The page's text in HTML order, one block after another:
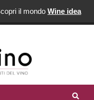
il mondo Wine idea